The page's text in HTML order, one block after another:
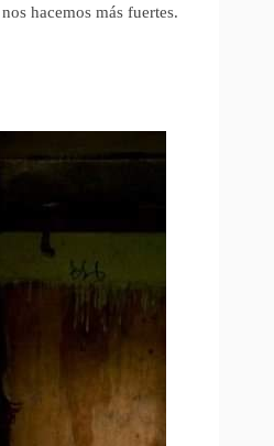
hacemos más fuertes.